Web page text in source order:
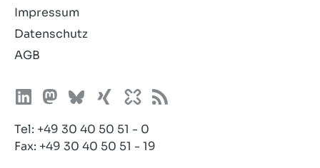
Impressum
Datenschutz
AGB
Tel: +49 30 40 50 51 - 0
Fax: +49 30 40 50 51 - 19